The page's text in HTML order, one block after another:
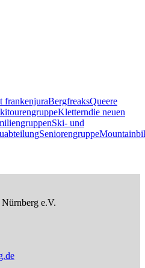
frankenjuraBergfreaksQueere
Kletterndie neuen
Ski- und
Seniorengruppe
e.V.